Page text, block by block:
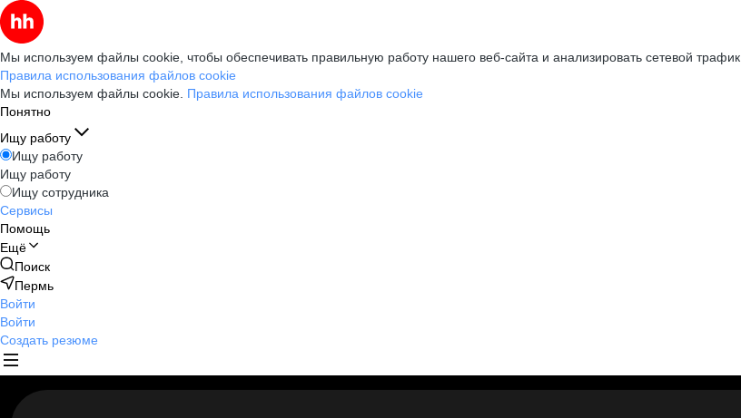
Мы используем файлы cookie, чтобы обеспечивать правильную работу нашего веб-сайта и анализировать сетевой трафик.
Правила использования файлов cookie
Мы используем файлы cookie. Правила использования файлов cookie
Понятно
Ищу работу
Ищу работу
Ищу работу
Ищу сотрудника
Сервисы
Помощь
Ещё
Поиск
Пермь
Войти
Войти
Создать резюме